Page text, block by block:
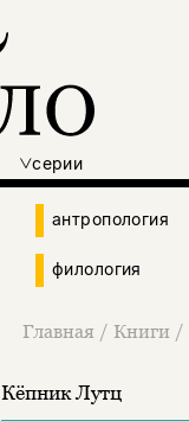
серии
антропология
филология
Главная / Книги /
Кёпник Лутц